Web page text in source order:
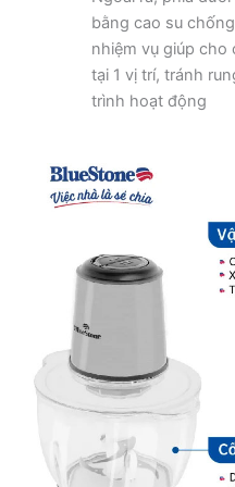
bằng cao su
nhiệm vụ giúp cho
tại 1 vị trí, tránh
trình hoạt động